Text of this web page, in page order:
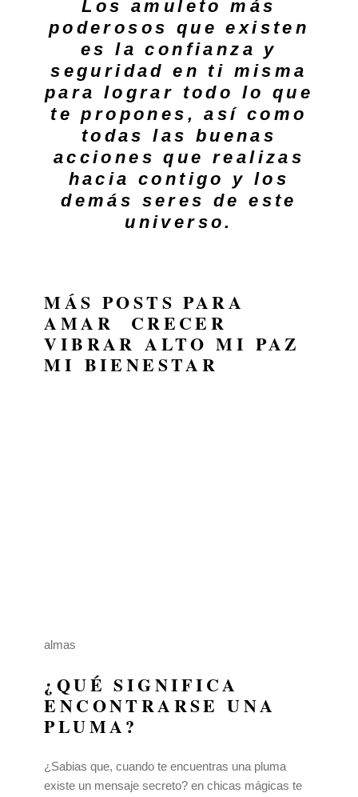
Los amuleto más
poderosos que existen
es la confianza y
seguridad en ti misma
para lograr todo lo que
te propones, así como
todas las buenas
acciones que realizas
hacia contigo y los
demás seres de este
universo.
MÁS POSTS PARA
AMAR CRECER
VIBRAR ALTOMI PAZ
MI BIENESTAR
almas
¿QUÉ SIGNIFICA
ENCONTRARSE UNA
PLUMA?
¿Sabias que, cuando te encuentras una pluma
existe un mensaje secreto? en chicas mágicas te